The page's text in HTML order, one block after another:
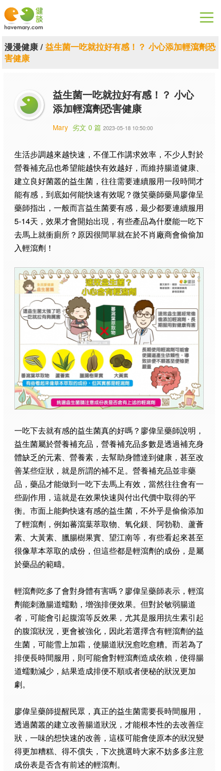
漫漫健康
關於健談
聯絡我們
漫漫健康/ 益生菌一吃就拉好有感！？ 小心添加輕瀉劑恐
害健康
益生菌一吃就拉好有感！？ 小心
添加輕瀉劑恐害健康
Mary 劣文 0 篇 2023-05-18 10:50:00
生活步調越來越快速，不僅工作講求效率，不少人對於
營養補充品也希望能越快有效越好，而維持腸道健康、
建立良好菌叢的益生菌，往往需要連續服用一段時間才
能有感，到底如何能快速有效呢？微笑藥師藥局廖偉呈
藥師指出，一般而言益生菌要有感，最少都要連續服用
5-14天，效果才會開始出現，有些產品為什麼能一吃下
去馬上就衝廁所？原因很間單就在於不肖廠商會偷偷加
入輕瀉劑！
一吃下去就有感的益生菌真的好嗎？廖偉呈藥師說明，
益生菌屬於營養補充品，營養補充品多數是透過補充身
體缺乏的元素、營養素，去幫助身體達到健康，甚至改
善某些症狀，就是所謂的補不足。營養補充品並非藥
品，藥品才能做到一吃下去馬上有效，當然往往會有一
些副作用，這就是在效果快速與付出代價中取得的平
衡。市面上能夠快速有感的益生菌，不外乎是偷偷添加
了輕瀉劑，例如蕃瀉葉萃取物、氧化鎂、阿勃勒、蘆薈
素、大黃素、臘腸樹果實、望江南等，有些看起來甚至
很像草本萃取的成份，但這些都是輕瀉劑的成份，是屬
於藥品的範疇。
輕瀉劑吃多了會對身體有害嗎？廖偉呈藥師表示，輕瀉
劑能刺激腸道蠕動，增強排便效果。但對於敏弱腸道
者，可能會引起腹瀉等反效果，尤其是服用抗生素引起
的腹瀉狀況，更會被強化，因此若選擇含有輕瀉劑的益
生菌，可能雪上加霜，使腸道狀況愈吃愈糟。而若為了
排便長時間服用，則可能會對輕瀉劑造成依賴，使得腸
道蠕動減少，結果造成排便不順或者便秘的狀況更加
劇。
廖偉呈藥師提醒民眾，真正的益生菌需要長時間服用，
透過菌叢的建立改善腸道狀況，才能根本性的去改善症
狀，一味的想快速的改善，這樣可能會使原本的狀況變
得更加糟糕、得不償失，下次挑選時大家不妨多多注意
成份表是否含有前述的輕瀉劑。